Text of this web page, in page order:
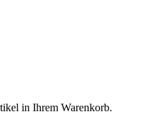
in Ihrem Warenkorb.